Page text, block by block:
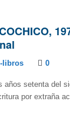
libros 0
años setenta del
por extraña